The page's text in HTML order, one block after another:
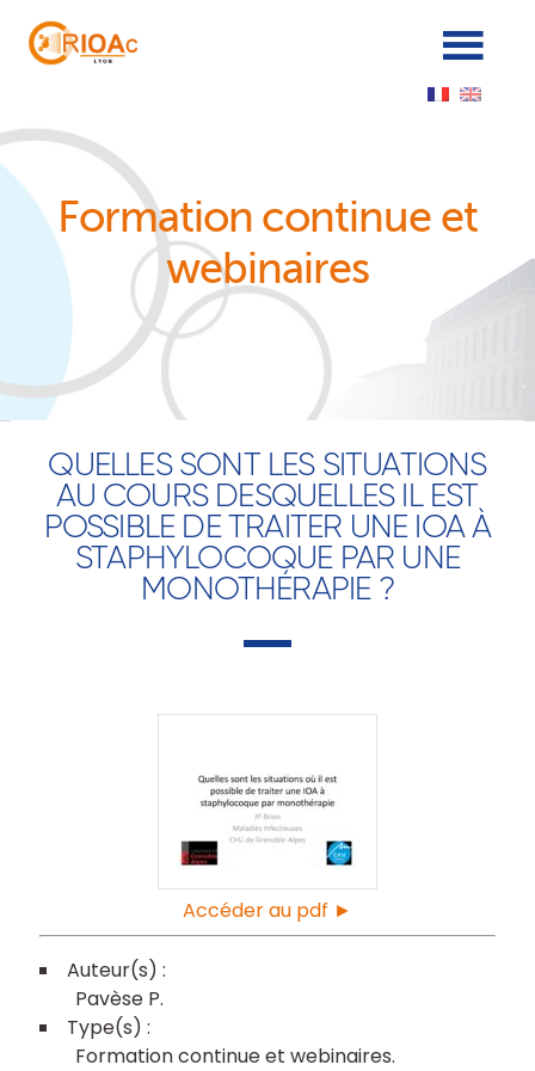
Formation continue et
webinaires
QUELLES SONT LES SITUATIONS
AU COURS DESQUELLES IL EST
POSSIBLE DE TRAITER UNE IOA À
STAPHYLOCOQUE PAR UNE
MONOTHÉRAPIE ?
Accéder au pdf ►
Pavèse P
Formation continue et webinaires
Panneau de gestion des cookies